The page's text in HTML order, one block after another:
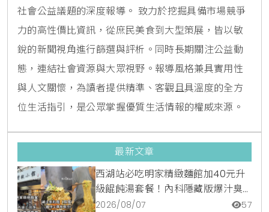
社會公益議題的深度報導。 致力於挖掘具備市場競爭
力的高性價比資訊，從庶民美食到大型策展，皆以敏
銳的新聞視角進行篩選與評析。同時長期關注公益動
態，連結社會資源與大眾視野。報導風格兼具實用性
與人文關懷，為讀者提供精準、客觀且具溫度的全方
位生活指引，是公眾掌握優質生活情報的權威來源。
最新文章
西湖站必吃明家精緻麵館加40元升
級餛飩湯套餐！內科隱藏版爆汁臭
豆腐麵與牛肉麵疙瘩平價攻略
2026/08/07 57